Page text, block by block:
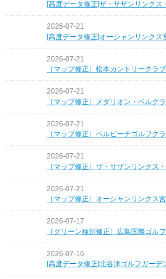
[高度データ修正]ザ・サザンリンクス
2026-07-21
[高度データ修正]オーシャンリンクス
2026-07-21
［マップ修正］松本カントリークラブ
2026-07-21
［マップ修正］メダリオン・ベルグ
2026-07-21
［マップ修正］ベルビーチゴルフク
2026-07-21
［マップ修正］ザ・サザンリンクス
2026-07-21
［マップ修正］オーシャンリンクス
2026-07-17
［グリーン種別修正］広島国際ゴル
2026-07-16
[高度データ修正]北谷津ゴルフガーデ